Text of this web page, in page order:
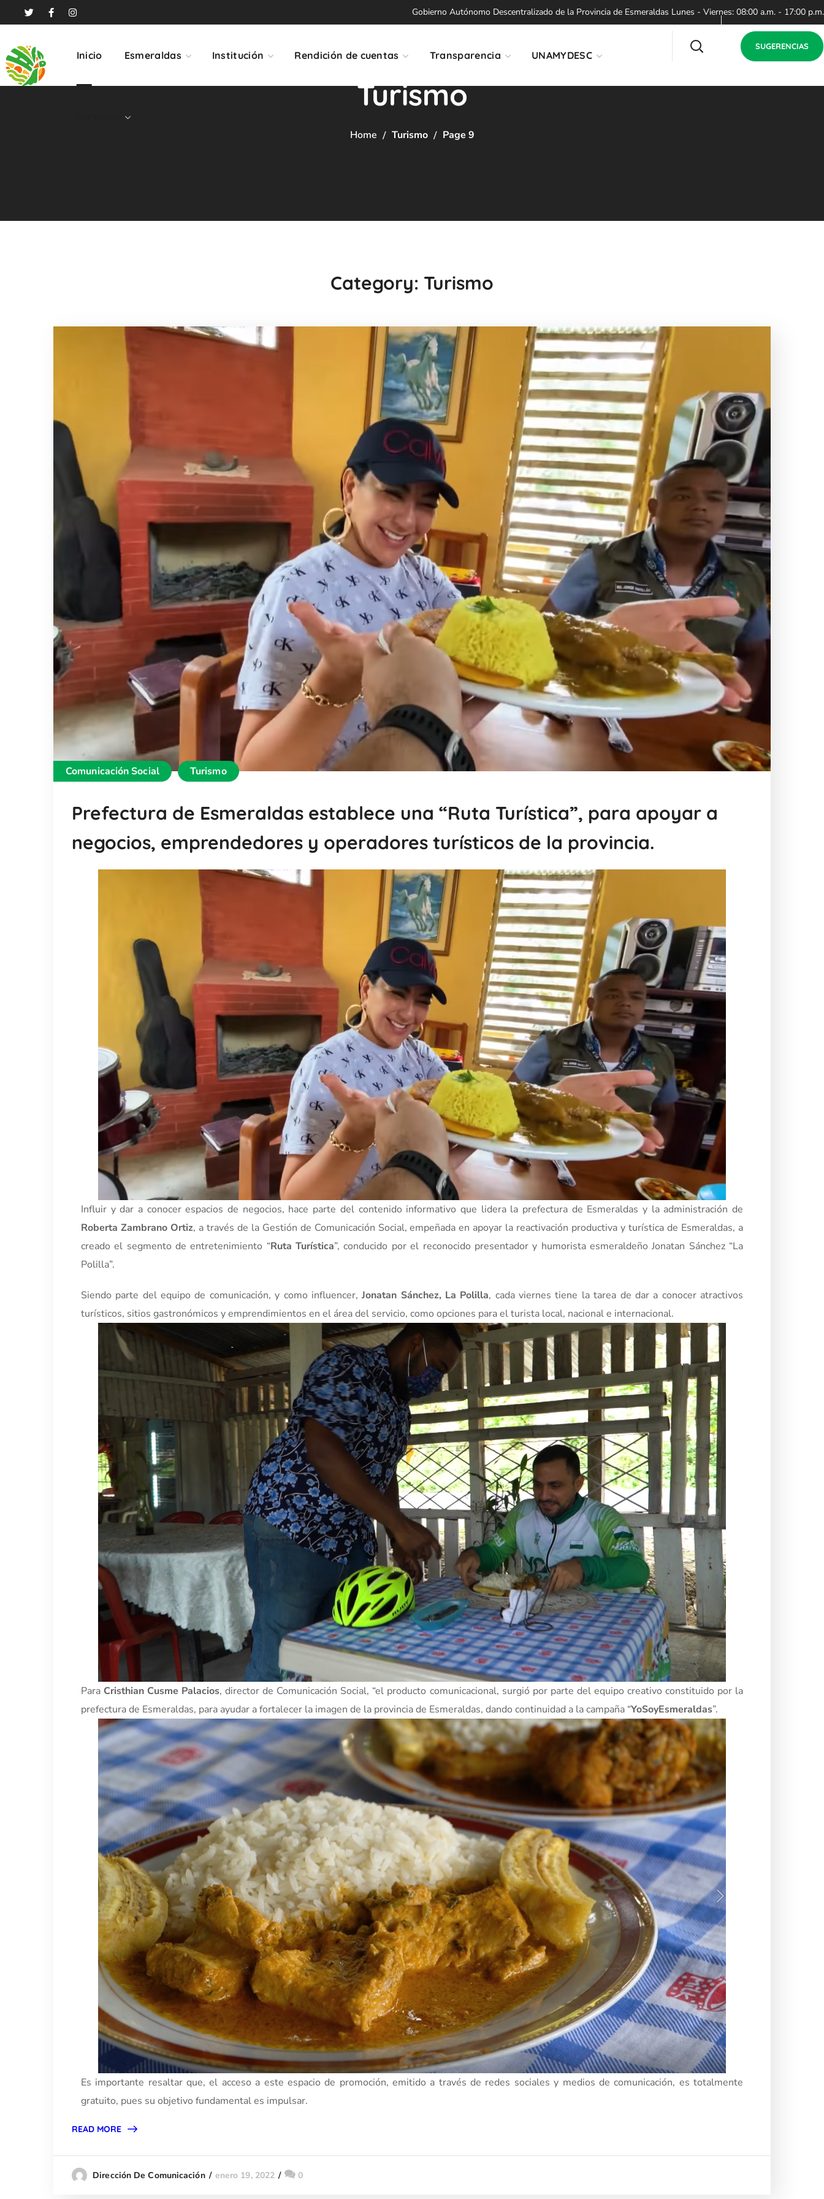
Gobierno Autónomo Descentralizado de la Provincia de Esmeraldas Lunes - Viernes: 08:00 a.m. - 17:00 p.m.
Inicio Esmeraldas Institución Rendición de cuentas Transparencia UNAMYDESC
SUGERENCIAS
Turismo
Home Turismo Page 9
Category: Turismo
Comunicación Social Turismo
Prefectura de Esmeraldas establece una “Ruta Turística”, para apoyar a
negocios, emprendedores y operadores turísticos de la provincia.
Influir y dar a conocer espacios de negocios, hace parte del contenido informativo que lidera la prefectura de Esmeraldas y la administración de
Roberta Zambrano Ortiz, a través de la Gestión de Comunicación Social, empeñada en apoyar la reactivación productiva y turística de Esmeraldas, a
creado el segmento de entretenimiento “Ruta Turística”, conducido por el reconocido presentador y humorista esmeraldeño Jonatan Sánchez “La
Polilla”.
Siendo parte del equipo de comunicación, y como influencer,Jonatan Sánchez, La Polilla, cada viernes tiene la tarea de dar a conocer atractivos
turísticos, sitios gastronómicos y emprendimientos en el área del servicio, como opciones para el turista local, nacional e internacional.
Para Cristhian Cusme Palacios, director de Comunicación Social, “el producto comunicacional, surgió por parte del equipo creativo constituido por la
prefectura de Esmeraldas, para ayudar a fortalecer la imagen de la provincia de Esmeraldas, dando continuidad a la campaña “YoSoyEsmeraldas”.
Es importante resaltar que, el acceso a este espacio de promoción, emitido a través de redes sociales y medios de comunicación, es totalmente
gratuito, pues su objetivo fundamental es impulsar.
READ MORE
Dirección De Comunicación enero 19, 2022 0